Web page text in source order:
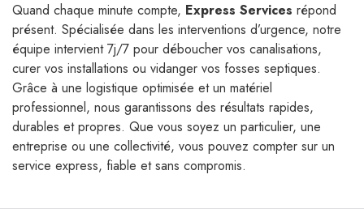
Quand chaque minute compte, Express Services répond
présent. Spécialisée dans les interventions d’urgence, notre
équipe intervient 7j/7 pour déboucher vos canalisations,
curer vos installations ou vidanger vos fosses septiques.
Grâce à une logistique optimisée et un matériel
professionnel, nous garantissons des résultats rapides,
durables et propres. Que vous soyez un particulier, une
entreprise ou une collectivité, vous pouvez compter sur un
service express, fiable et sans compromis.